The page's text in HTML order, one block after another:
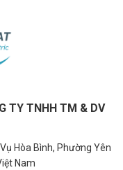
TY TNHH TM & DV
Hòa Bình, Phường Yên
Nam